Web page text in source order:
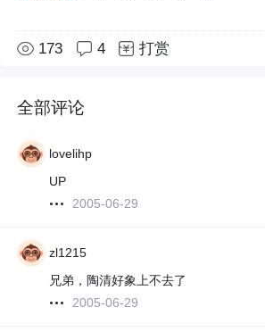
173 4 打赏
全部评论
lovelihp
UP
2005-06-29
zl1215
兄弟，陶清好象上不去了
2005-06-29